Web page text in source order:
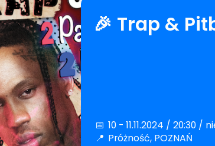
🎉 Trap &
📅 10 - 11.11.2024 / 20:30 /
📍 Próżność, POZNAŃ